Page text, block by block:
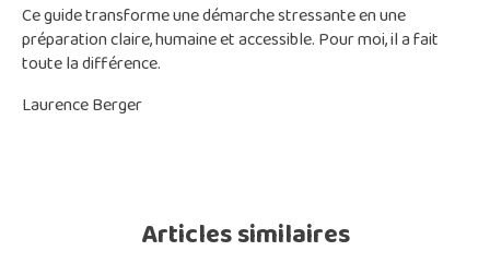
Ce guide transforme une démarche stressante en une
préparation claire, humaine et accessible. Pour moi, il a fait
toute la différence.
Laurence Berger
Articles similaires